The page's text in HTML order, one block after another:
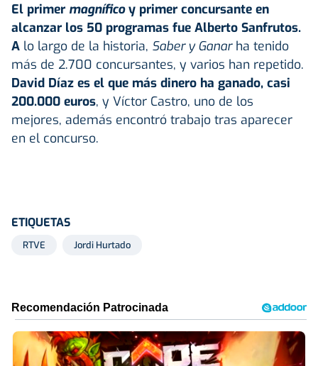
El primer magníficoy primer concursante en
alcanzar los 50 programas fue Alberto Sanfrutos.
A lo largo de la historia, Saber y Ganarha tenido
más de 2.700 concursantes, y varios han repetido.
David Díaz es el que más dinero ha ganado, casi
200.000 euros, y Víctor Castro, uno de los
mejores, además encontró trabajo tras aparecer
en el concurso.
ETIQUETAS
RTVE Jordi Hurtado